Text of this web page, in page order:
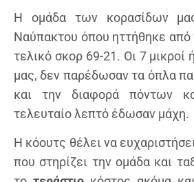
Η ομάδα των κορασίδων
Ναύπακτου όπου ηττήθηκε από
τελικό σκορ 69-21. Οι 7
μας, δεν παρέδωσαν τα όπλα
και την διαφορά πόντων
τελευταίο λεπτό έδωσαν μάχη.
Η κόουτς θέλει να
που στηρίζει την ομάδα και